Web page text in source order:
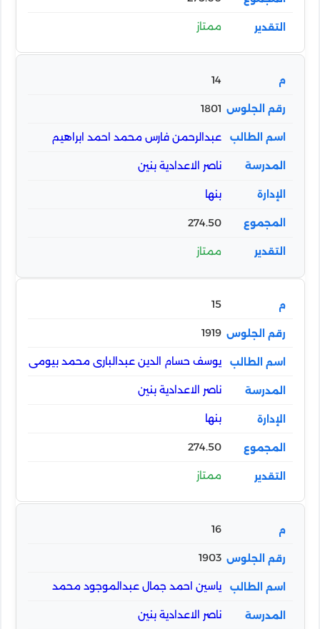
ممتاز
14
1801
عبدالرحمن فارس محمد احمد ابراهيم
ناصر الاعدادية بنين
بنها
274.50
ممتاز
15
1919
يوسف حسام الدين عبدالبارى محمد بيومى
ناصر الاعدادية بنين
بنها
274.50
ممتاز
16
1903
ياسين احمد جمال عبدالموجود محمد
ناصر الاعدادية بنين